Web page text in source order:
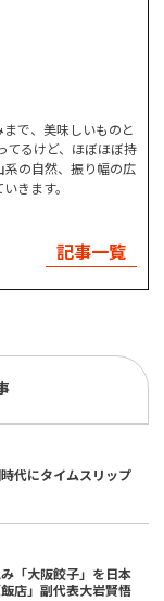
で、美味しいものと
てるけど、ほぼほぼ持
系の自然、振り幅の広
きます。
記事一覧
代にタイムスリップ
「大阪餃子」を日本
店」副代表大岩賢悟